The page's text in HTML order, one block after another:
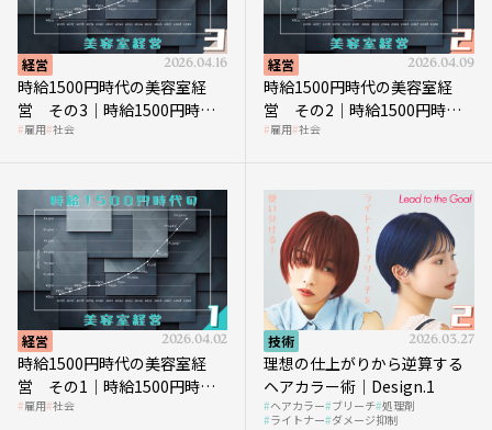
経営 2026.04.16
時給1500円時代の美容室経
営 その3｜時給1500円時
代、美容業はどのような影響
雇用 社会
経営 2026.04.09
時給1500円時代の美容室経
営 その2｜時給1500円時代
に支払う給与はいくらなのか
雇用 社会
経営 2026.04.02
時給1500円時代の美容室経
営 その1｜時給1500円時代
へ向かう社会的背景
雇用 社会
技術 2026.03.27
理想の仕上がりから逆算する
ヘアカラー術｜Design.1
ヘアカラー ブリーチ 処理剤
ライトナー ダメージ抑制